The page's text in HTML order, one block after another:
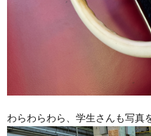
わらわらわら、学生さんも写真